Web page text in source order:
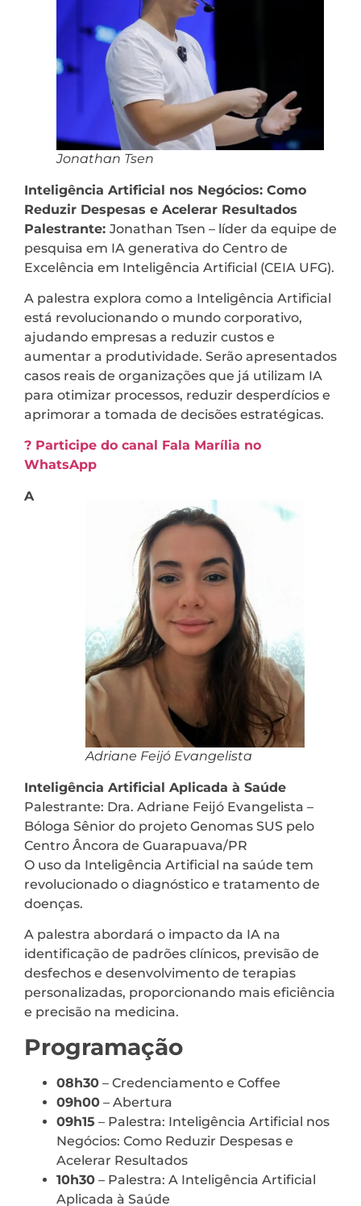
Jonathan Tsen
Inteligência Artificial nos Negócios: Como
Reduzir Despesas e Acelerar Resultados
Palestrante: Jonathan Tsen – líder da equipe de
pesquisa em IA generativa do Centro de
Excelência em Inteligência Artificial (CEIA UFG).
A palestra explora como a Inteligência Artificial
está revolucionando o mundo corporativo,
ajudando empresas a reduzir custos e
aumentar a produtividade. Serão apresentados
casos reais de organizações que já utilizam IA
para otimizar processos, reduzir desperdícios e
aprimorar a tomada de decisões estratégicas.
? Participe do canal Fala Marília no
WhatsApp
Adriane Feijó Evangelista
A
Inteligência Artificial Aplicada à Saúde
Palestrante: Dra. Adriane Feijó Evangelista –
Bóloga Sênior do projeto Genomas SUS pelo
Centro Âncora de Guarapuava/PR
O uso da Inteligência Artificial na saúde tem
revolucionado o diagnóstico e tratamento de
doenças.
A palestra abordará o impacto da IA na
identificação de padrões clínicos, previsão de
desfechos e desenvolvimento de terapias
personalizadas, proporcionando mais eficiência
e precisão na medicina.
Programação
08h30 – Credenciamento e Coffee
09h00 – Abertura
09h15 – Palestra: Inteligência Artificial nos
Negócios: Como Reduzir Despesas e
Acelerar Resultados
10h30 – Palestra: A Inteligência Artificial
Aplicada à Saúde